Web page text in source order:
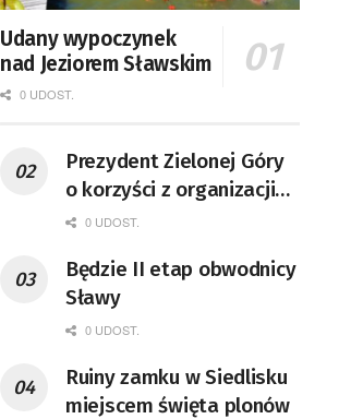
Udany wypoczynek
nad Jeziorem Sławskim
0 UDOST.
Prezydent Zielonej Góry
o korzyści z organizacji
mety Tour de Pologne
0 UDOST.
Będzie II etap obwodnicy
Sławy
0 UDOST.
Ruiny zamku w Siedlisku
miejscem święta plonów